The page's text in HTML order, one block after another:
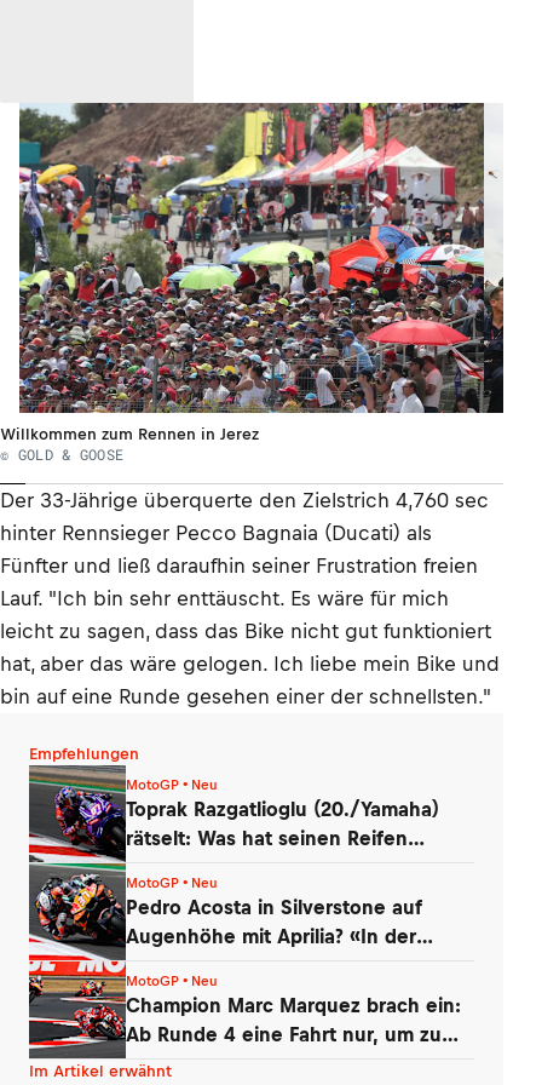
Willkommen zum Rennen in Jerez
© GOLD & GOOSE
Der 33-Jährige überquerte den Zielstrich 4,760 sec
hinter Rennsieger Pecco Bagnaia (Ducati) als
Fünfter und ließ daraufhin seiner Frustration freien
Lauf. "Ich bin sehr enttäuscht. Es wäre für mich
leicht zu sagen, dass das Bike nicht gut funktioniert
hat, aber das wäre gelogen. Ich liebe mein Bike und
bin auf eine Runde gesehen einer der schnellsten."
Empfehlungen
MotoGP • Neu
Toprak Razgatlioglu (20./Yamaha)
rätselt: Was hat seinen Reifen
MotoGP • Neu
Pedro Acosta in Silverstone auf
Augenhöhe mit Aprilia? «In der
MotoGP • Neu
Champion Marc Marquez brach ein:
Ab Runde 4 eine Fahrt nur, um zu
überleben
Im Artikel erwähnt